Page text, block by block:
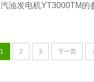
汽油发电机YT3000TM的
1 2 3 下一页